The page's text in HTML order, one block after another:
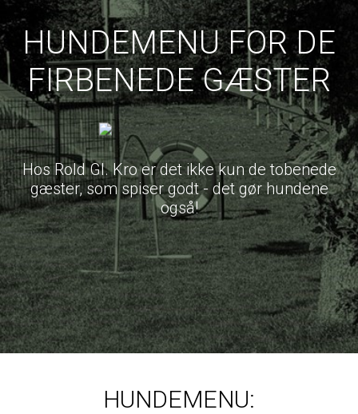
HUNDEMENU FOR DE
FIRBENEDE GÆSTER
Hos Rold Gl. Kro er det ikke kun de tobenede
gæster, som spiser godt - det gør hundene
også!
HUNDEMENU: